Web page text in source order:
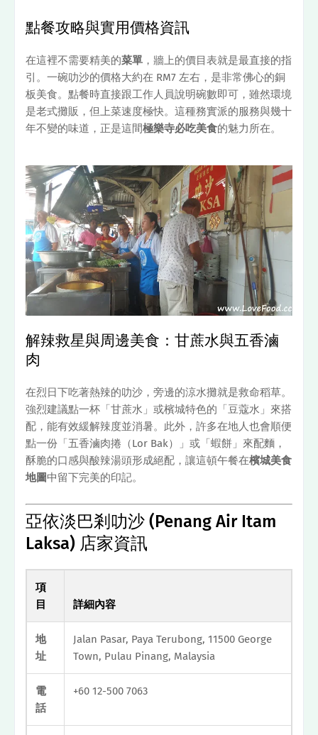
點餐攻略與實用價格資訊
在這裡不需要精美的菜單 ，牆上的價目表就是最直接的指
引。一碗叻沙的價格大約在 RM7 左右，是非常佛心的銅
板美食。點餐時直接跟工作人員說明碗數即可，雖然環境
是老式攤販，但上菜速度極快。這種務實派的服務與幾十
年不變的味道，正是這間極樂寺必吃美食的魅力所在。
解辣救星與周邊美食：甘蔗水與五香滷
肉
在烈日下吃著熱辣的叻沙，旁邊的涼水攤就是救命稻草。
強烈建議點一杯「甘蔗水」或檳城特色的「豆蔻水」來搭
配，能有效緩解辣度並消暑。此外，許多在地人也會順便
點一份「五香滷肉捲（Lor Bak）」或「蝦餅」來配麵，
酥脆的口感與酸辣湯頭形成絕配，讓這頓午餐在檳城美食
地圖中留下完美的印記。
亞依淡巴剎叻沙 (Penang Air Itam
Laksa) 店家資訊
項
目
詳細內容
地
址
Jalan Pasar, Paya Terubong, 11500 George
Town, Pulau Pinang, Malaysia
電
話
+60 12-500 7063